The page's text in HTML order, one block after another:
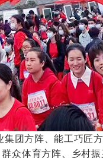
方阵、能工巧匠方
众体育方阵、乡村